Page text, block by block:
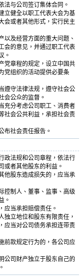
法与公司签订集体合同。
健全以职工代表大会为基
会或者其他形式，实行民主
及经营方面的重大问题、
会的意见，并通过职工代表
。
章程的规定，设立中国共
党组织的活动提供必要条
守法律法规，遵守社会公
会公众的监督。
分考虑公司职工、消费者
社会公共利益，承担社会责
社会责任报告。
法规和公司章程，依法行
或者其他股东的利益。
股东造成损失的，应当承
制人、董事、监事、高级
。
当承担赔偿责任。
立地位和股东有限责任，
应当对公司债务承担连带责
款规定行为的，各公司应
司财产独立于股东自己的